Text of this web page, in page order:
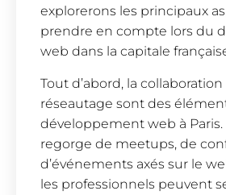
explorerons les principaux
prendre en compte lors du
web dans la capitale
Tout d’abord, la collaboration
réseautage sont des
développement web à Paris.
regorge de meetups, de
d’événements axés sur le
les professionnels peuvent